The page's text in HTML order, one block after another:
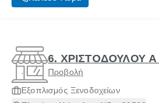
6. ΧΡΙΣΤΟΔΟΥΛΟΥ
Προβολή
Εξοπλισμός Ξενοδοχείων